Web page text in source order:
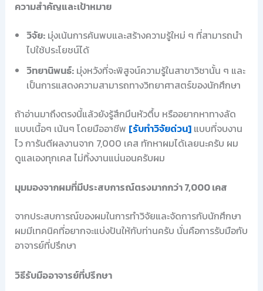
ความสำคัญและเป้าหมาย
วิจัย:มุ่งเน้นการค้นพบและสร้างความรู้ใหม่ ๆ ที่สามารถนำ
ไปใช้ประโยชน์ได้
วิทยานิพนธ์:มุ่งหวังที่จะพิสูจน์ความรู้ในสาขาวิชานั้น ๆ และ
เป็นการแสดงความสามารถทางวิทยาศาสตร์ของนักศึกษา
ถ้าอ่านมาถึงตรงนี้แล้วยังรู้สึกมึนหัวตึ้บ หรืออยากหาทางลัด
แบบเนื้อๆ เน้นๆ โดยมืออาชีพ [รับทำวิจัยด่วน]แบบที่จบงาน
ไว การันตีผลงานจาก 7,000 เคส ทักหาผมได้เลยนะครับ ผม
ดูแลเองทุกเคส ไม่ทิ้งงานแน่นอนครับผม
มุมมองจากผมที่มีประสบการณ์ตรงมากกว่า 7,000 เคส
จากประสบการณ์ของผมในการทำวิจัยและจัดการกับนักศึกษา
ผมมีเทคนิคที่อยากจะแบ่งปันให้กับท่านครับ นั่นคือการรับมือกับ
อาจารย์ที่ปรึกษา
วิธีรับมืออาจารย์ที่ปรึกษา